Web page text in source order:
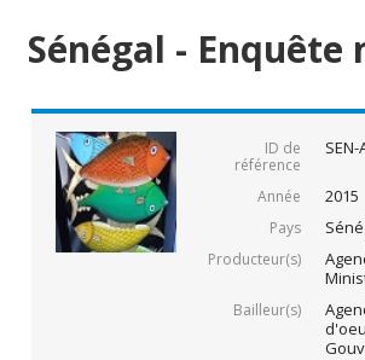
Sénégal -
ID de
référence
SEN-
Année 2015
Pays
Producteur(s)
Bailleur(s)